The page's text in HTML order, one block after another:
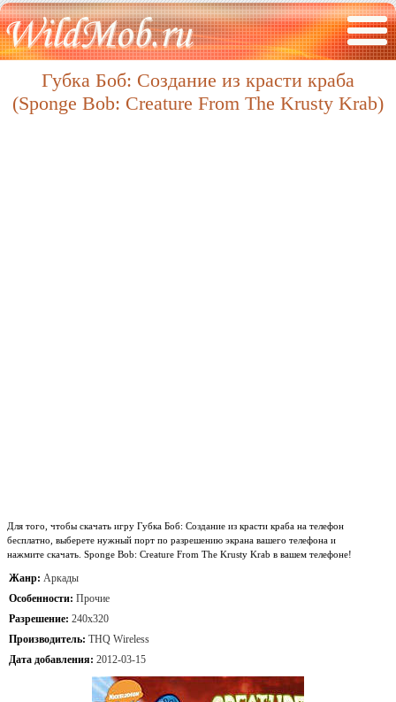
Губка Боб: Создание из красти краба
(Sponge Bob: Creature From The Krusty Krab)
Для того, чтобы скачать игру Губка Боб: Создание из красти краба на телефон
бесплатно, выберете нужный порт по разрешению экрана вашего телефона и
нажмите скачать. Sponge Bob: Creature From The Krusty Krab в вашем телефоне!
Жанр: Аркады
Особенности: Прочие
Разрешение: 240x320
Производитель: THQ Wireless
Дата добавления: 2012-03-15